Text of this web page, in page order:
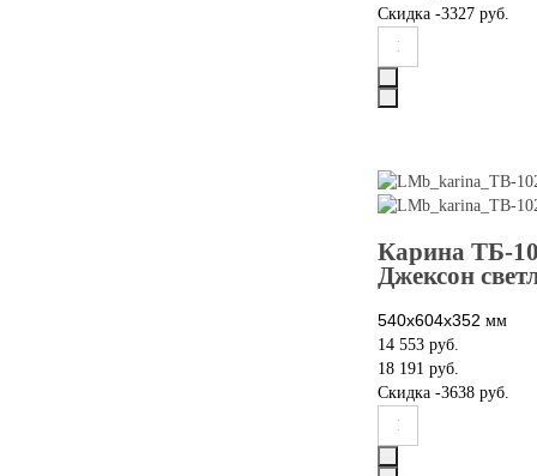
Скидка -3327 руб.
Карина ТБ-
Джексон
540х604х352 мм
14 553 руб.
18 191 руб.
Скидка -3638 руб.